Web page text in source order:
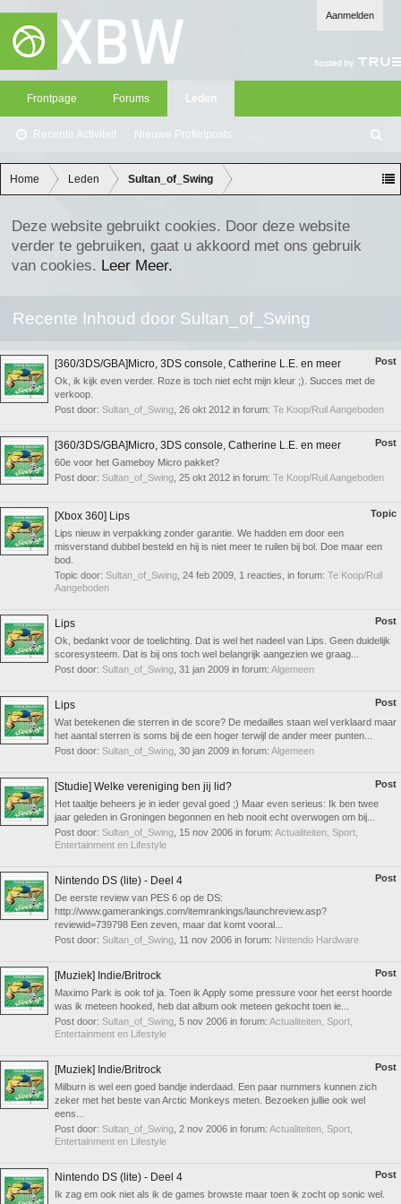
Aanmelden
Frontpage Forums Leden
Recente Activiteit Nieuwe Profielposts ...
oe
ke
n
Home Leden Sultan_of_Swing
Deze website gebruikt cookies. Door deze website
verder te gebruiken, gaat u akkoord met ons gebruik
van cookies. Leer Meer.
Recente Inhoud door Sultan_of_Swing
Post
[360/3DS/GBA]Micro, 3DS console, Catherine L.E. en meer
Ok, ik kijk even verder. Roze is toch niet echt mijn kleur ;). Succes met de
verkoop.
Post door: Sultan_of_Swing 26 okt 2012 in forum: Te Koop/Ruil Aangeboden
Post
[360/3DS/GBA]Micro, 3DS console, Catherine L.E. en meer
60e voor het Gameboy Micro pakket?
Post door: Sultan_of_Swing 25 okt 2012 in forum: Te Koop/Ruil Aangeboden
Topic
[Xbox 360] Lips
Lips nieuw in verpakking zonder garantie. We hadden em door een
misverstand dubbel besteld en hij is niet meer te ruilen bij bol. Doe maar een
bod.
Topic door: Sultan_of_Swing 24 feb 2009 , 1 reacties, in forum: Te Koop/Ruil
Aangeboden
Post
Lips
Ok, bedankt voor de toelichting. Dat is wel het nadeel van Lips. Geen duidelijk
scoresysteem. Dat is bij ons toch wel belangrijk aangezien we graag...
Post door: Sultan_of_Swing 31 jan 2009 in forum: Algemeen
Post
Lips
Wat betekenen die sterren in de score? De medailles staan wel verklaard maar
het aantal sterren is soms bij de een hoger terwijl de ander meer punten...
Post door: Sultan_of_Swing 30 jan 2009 in forum: Algemeen
Post
[Studie] Welke vereniging ben jij lid?
Het taaltje beheers je in ieder geval goed ;) Maar even serieus: Ik ben twee
jaar geleden in Groningen begonnen en heb nooit echt overwogen om bij...
Post door: Sultan_of_Swing 15 nov 2006 in forum: Actualiteiten, Sport,
Entertainment en Lifestyle
Post
Nintendo DS (lite) - Deel 4
De eerste review van PES 6 op de DS:
http://www.gamerankings.com/itemrankings/launchreview.asp?
reviewid=739798 Een zeven, maar dat komt vooral...
Post door: Sultan_of_Swing 11 nov 2006 in forum: Nintendo Hardware
Post
[Muziek] Indie/Britrock
Maximo Park is ook tof ja. Toen ik Apply some pressure voor het eerst hoorde
was ik meteen hooked, heb dat album ook meteen gekocht toen ie...
Post door: Sultan_of_Swing 5 nov 2006 in forum: Actualiteiten, Sport,
Entertainment en Lifestyle
Post
[Muziek] Indie/Britrock
Milburn is wel een goed bandje inderdaad. Een paar nummers kunnen zich
zeker met het beste van Arctic Monkeys meten. Bezoeken jullie ook wel
eens...
Post door: Sultan_of_Swing 2 nov 2006 in forum: Actualiteiten, Sport,
Entertainment en Lifestyle
Post
Nintendo DS (lite) - Deel 4
Ik zag em ook niet als ik de games browste maar toen ik zocht op sonic wel.